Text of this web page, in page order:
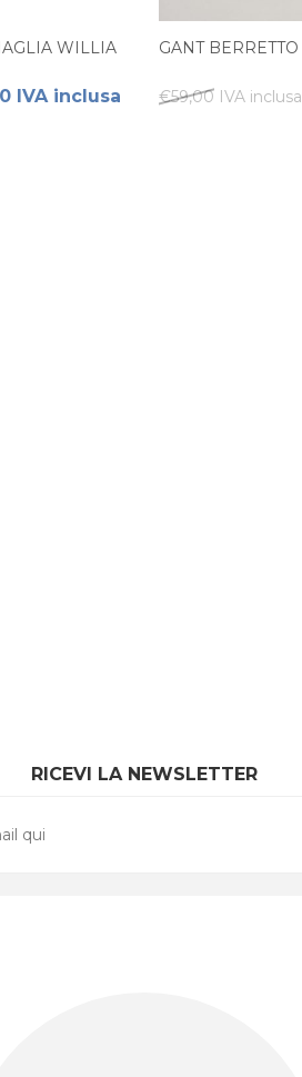
WILLIA
IVA inclusa
GANT
€59,00 IVA inclusa
RICEVI LA NEWSLETTER